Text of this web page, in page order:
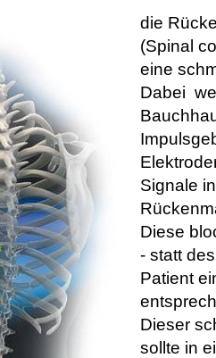
die
(Spinal
eine
Dabei
Signale
Diese
- statt
Patient
Dieser
sollte in